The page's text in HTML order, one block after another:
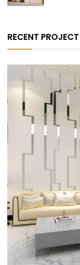
RECENT PROJECT